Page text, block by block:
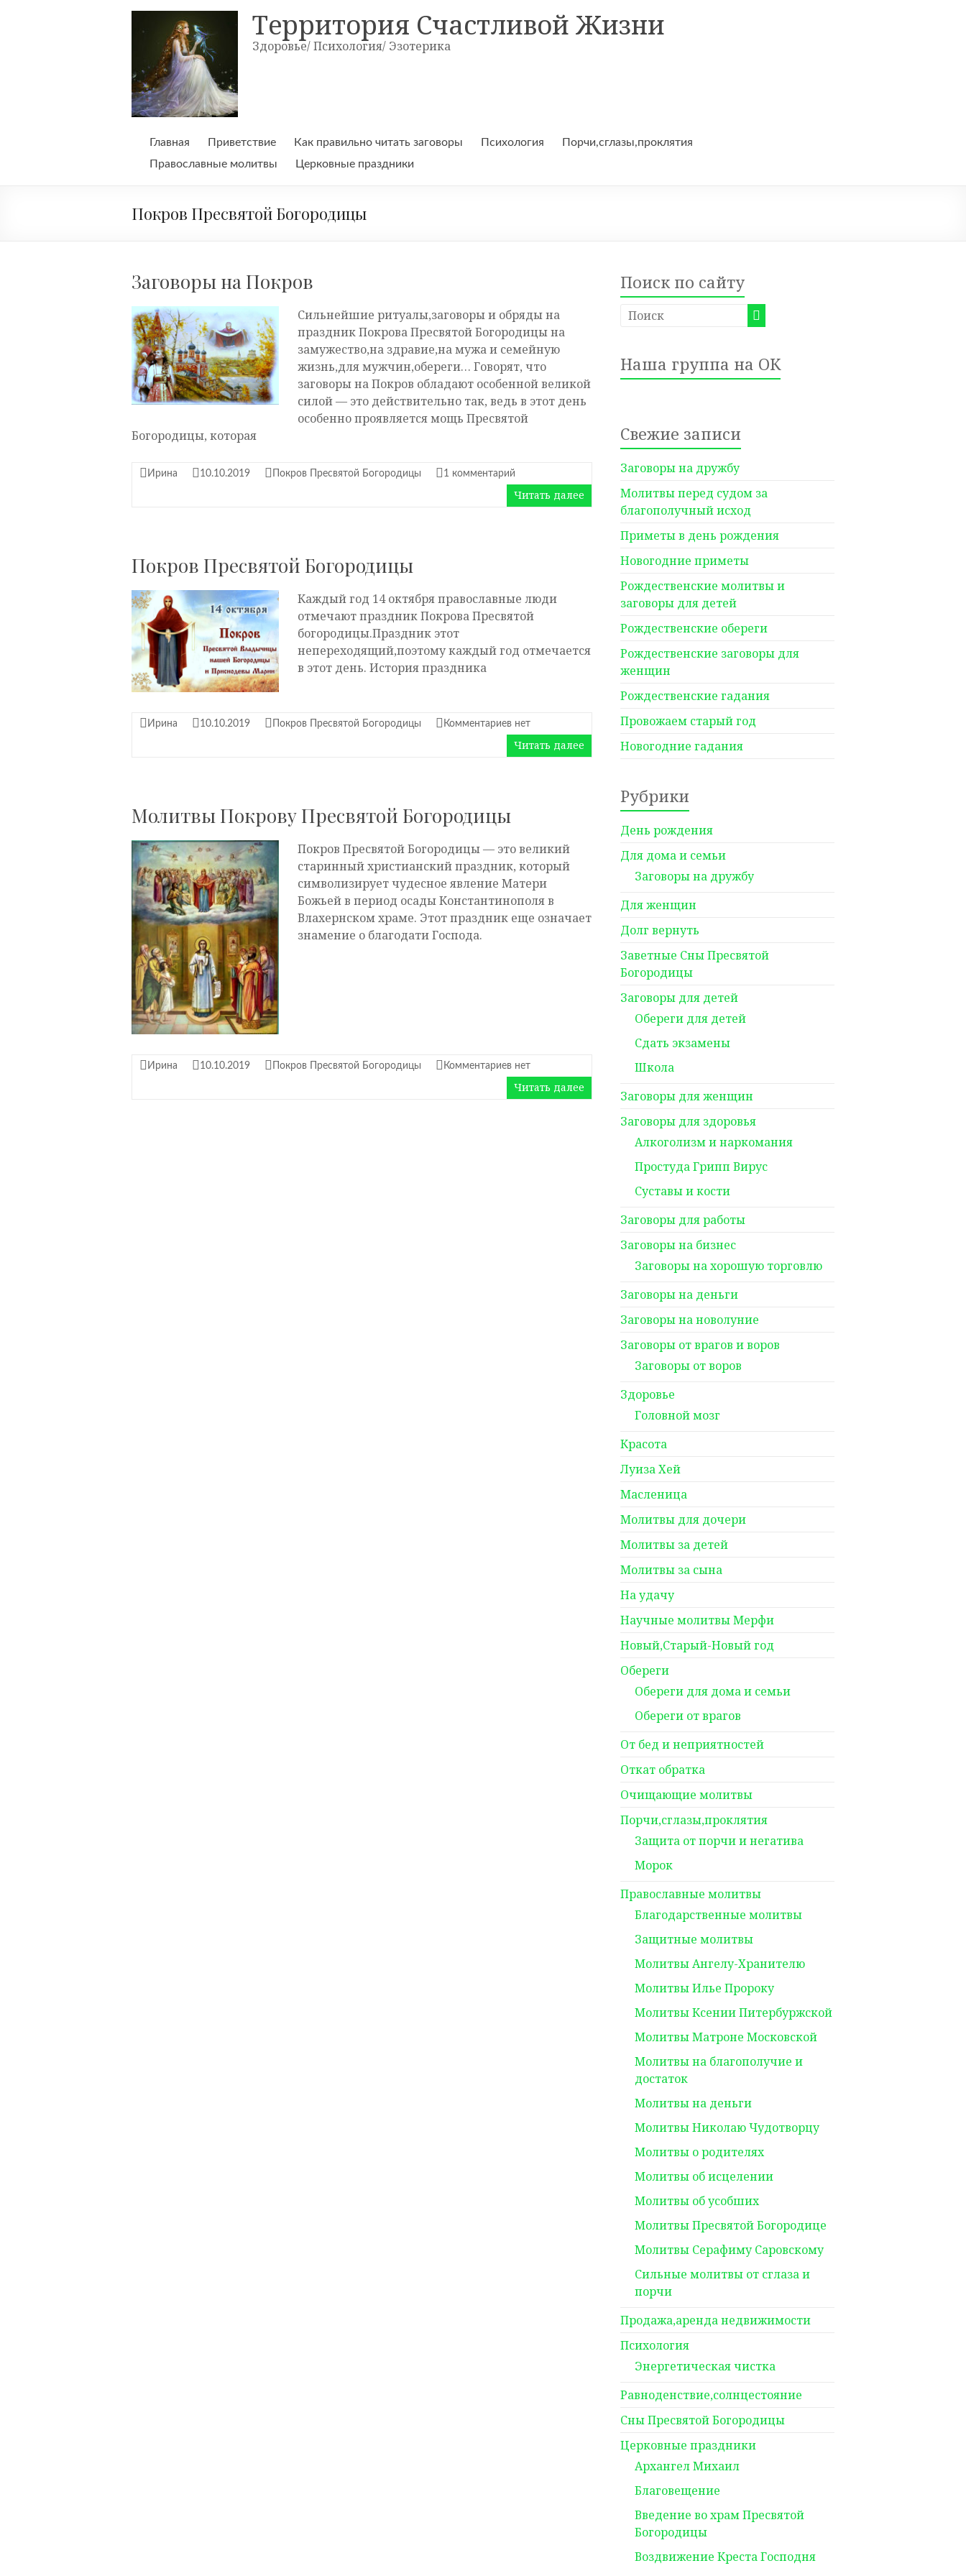
Территория Счастливой Жизни
Здоровье/ Психология/ Эзотерика
Главная Приветствие Как правильно читать заговоры Психология
Порчи,сглазы,проклятия
Православные молитвы
Церковные праздники
Покров Пресвятой Богородицы
Заговоры на Покров
Сильнейшие ритуалы,заговоры и обряды на
праздник Покрова Пресвятой Богородицы на
замужество,на здравие,на мужа и семейную
жизнь,для мужчин,обереги… Говорят, что
заговоры на Покров обладают особенной великой
силой — это действительно так, ведь в этот день
особенно проявляется мощь Пресвятой
Богородицы, которая
Ирина 10.10.2019 Покров Пресвятой Богородицы 1 комментарий
Читать далее
Покров Пресвятой Богородицы
Каждый год 14 октября православные люди
отмечают праздник Покрова Пресвятой
богородицы.Праздник этот
непереходящий,поэтому каждый год отмечается
в этот день. История праздника
Ирина 10.10.2019 Покров Пресвятой Богородицы Комментариев нет
Читать далее
Молитвы Покрову Пресвятой Богородицы
Покров Пресвятой Богородицы — это великий
старинный христианский праздник, который
символизирует чудесное явление Матери
Божьей в период осады Константинополя в
Влахернском храме. Этот праздник еще означает
знамение о благодати Господа.
Ирина 10.10.2019 Покров Пресвятой Богородицы Комментариев нет
Читать далее
Поиск по сайту
Наша группа на ОК
Свежие записи
Заговоры на дружбу
Молитвы перед судом за
благополучный исход
Приметы в день рождения
Новогодние приметы
Рождественские молитвы и
заговоры для детей
Рождественские обереги
Рождественские заговоры для
женщин
Рождественские гадания
Провожаем старый год
Новогодние гадания
Рубрики
День рождения
Для дома и семьи
Заговоры на дружбу
Для женщин
Долг вернуть
Заветные Сны Пресвятой
Богородицы
Заговоры для детей
Обереги для детей
Сдать экзамены
Школа
Заговоры для женщин
Заговоры для здоровья
Алкоголизм и наркомания
Простуда Грипп Вирус
Суставы и кости
Заговоры для работы
Заговоры на бизнес
Заговоры на хорошую торговлю
Заговоры на деньги
Заговоры на новолуние
Заговоры от врагов и воров
Заговоры от воров
Здоровье
Головной мозг
Красота
Луиза Хей
Масленица
Молитвы для дочери
Молитвы за детей
Молитвы за сына
На удачу
Научные молитвы Мерфи
Новый,Старый-Новый год
Обереги
Обереги для дома и семьи
Обереги от врагов
От бед и неприятностей
Откат обратка
Очищающие молитвы
Порчи,сглазы,проклятия
Защита от порчи и негатива
Морок
Православные молитвы
Благодарственные молитвы
Защитные молитвы
Молитвы Ангелу-Хранителю
Молитвы Илье Пророку
Молитвы Ксении Питербуржской
Молитвы Матроне Московской
Молитвы на благополучие и
достаток
Молитвы на деньги
Молитвы Николаю Чудотворцу
Молитвы о родителях
Молитвы об исцелении
Молитвы об усобших
Молитвы Пресвятой Богородице
Молитвы Серафиму Саровскому
Сильные молитвы от сглаза и
порчи
Продажа,аренда недвижимости
Психология
Энергетическая чистка
Равноденствие,солнцестояние
Сны Пресвятой Богородицы
Церковные праздники
Архангел Михаил
Благовещение
Введение во храм Пресвятой
Богородицы
Воздвижение Креста Господня